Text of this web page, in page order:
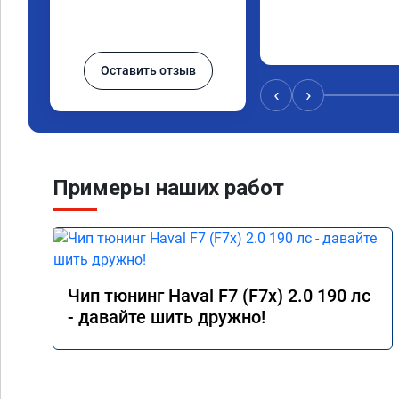
Оставить отзыв
‹ ›
Примеры наших работ
Чип тюнинг Haval F7 (F7x) 2.0 190 лс
- давайте шить дружно!